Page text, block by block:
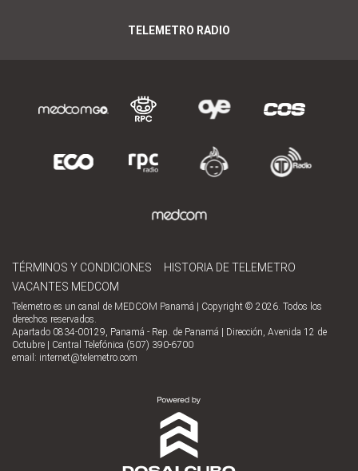
TELEMETRO RADIO
TÉRMINOS Y CONDICIONES
HISTORIA DE TELEMETRO
VACANTES MEDCOM
Telemetro es un canal de MEDCOM Panamá | Copyright © 2026. Todos los
derechos reservados.
Apartado 0834-00129, Panamá - Rep. de Panamá | Dirección, Avenida 12 de
Octubre | Central Telefónica (507) 390-6700
email: internet@telemetro.com